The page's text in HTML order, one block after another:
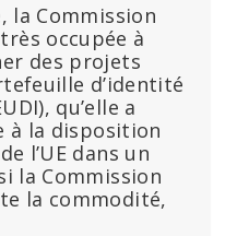
la Commission
occupée à
des projets
d’identité
qu’elle a
à la disposition
l’UE dans un
la Commission
la commodité,